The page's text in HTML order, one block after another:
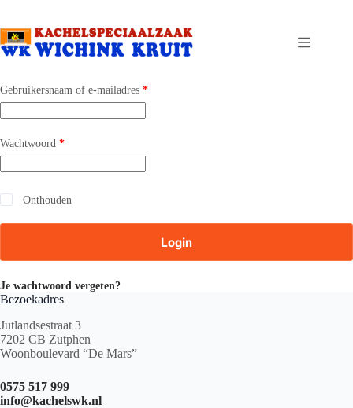
de
inhoud
Gebruikersnaam of e-mailadres *Vereist
Wachtwoord *Vereist
Onthouden
Login
Je wachtwoord vergeten?
Bezoekadres
Jutlandsestraat 3
7202 CB Zutphen
Woonboulevard “De Mars”
0575 517 999
info@kachelswk.nl